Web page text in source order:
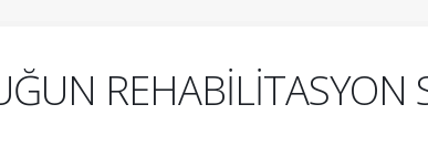
REHABİLİTASYON